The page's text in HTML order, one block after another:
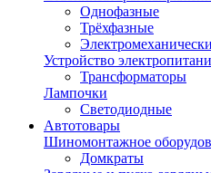
Однофазные
Трёхфазные
Устройство
Трансформаторы
Лампочки
Светодиодные
Автотовары
Шиномонтажное
Домкраты